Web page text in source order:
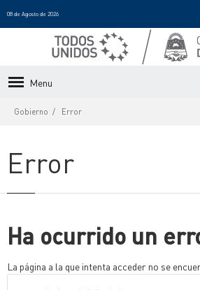
08 de Agosto de 2026
Menu
Gobierno Error
Error
Ha ocurrido un
La página a la que intenta acceder no se